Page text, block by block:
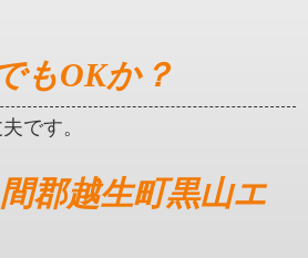
もOKか？
です。
郡越生町黒山エ